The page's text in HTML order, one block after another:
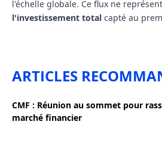
l'échelle globale. Ce flux ne
l'investissement total capté au
ARTICLES
CMF : Réunion au sommet pour
marché financier